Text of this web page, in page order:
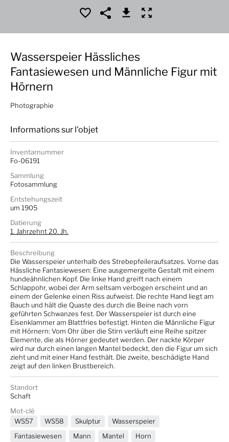
Wasserspeier Hässliches
Fantasiewesen und Männliche Figur mit
Hörnern
Photographie
Informations sur l'objet
Inventarnummer
Fo-06191
Sammlung
Fotosammlung
Entstehungszeit
um 1905
Datierung
1. Jahrzehnt 20. Jh.
Beschreibung
Die Wasserspeier unterhalb des Strebepfeileraufsatzes. Vorne das
Hässliche Fantasiewesen: Eine ausgemergelte Gestalt mit einem
hundeähnlichen Kopf. Die linke Hand greift nach einem
Schlappohr, wobei der Arm seltsam verbogen erscheint und an
einem der Gelenke einen Riss aufweist. Die rechte Hand liegt am
Bauch und hält die Quaste des durch die Beine nach vorn
geführten Schwanzes fest. Der Wasserspeier ist durch eine
Eisenklammer am Blattfries befestigt. Hinten die Männliche Figur
mit Hörnern: Vom Ohr über die Stirn verläuft eine Reihe spitzer
Elemente, die als Hörner gedeutet werden. Der nackte Körper
wird nur durch einen langen Mantel bedeckt, den die Figur um sich
zieht und mit einer Hand festhält. Die zweite, beschädigte Hand
zeigt auf den linken Brustbereich.
Standort
Schaft
Mot-clé
WS57
WS58 Skulptur
Wasserspeier
Fantasiewesen
Mann Mantel
Horn